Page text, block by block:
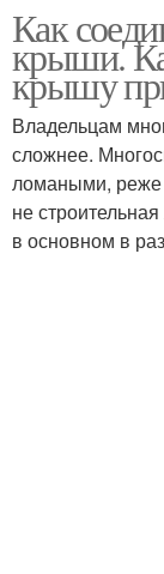
Крыша над
Крыши на
Крыши для
Как
крыши.
крышу
Владельцам
сложнее.
ломаными, реже
не
в основном в